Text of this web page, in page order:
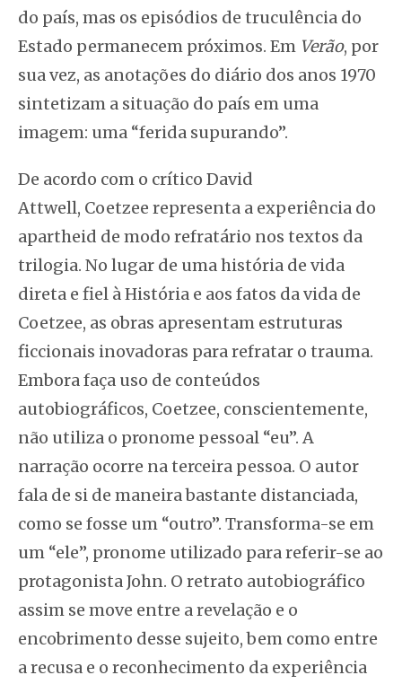
do país, mas os episódios de truculência do
Estado permanecem próximos. Em Verão, por
sua vez, as anotações do diário dos anos 1970
sintetizam a situação do país em uma
imagem: uma “ferida supurando”.
De acordo com o crítico David
Attwell, Coetzee representa a experiência do
apartheid de modo refratário nos textos da
trilogia. No lugar de uma história de vida
direta e fiel à História e aos fatos da vida de
Coetzee, as obras apresentam estruturas
ficcionais inovadoras para refratar o trauma.
Embora faça uso de conteúdos
autobiográficos, Coetzee, conscientemente,
não utiliza o pronome pessoal “eu”. A
narração ocorre na terceira pessoa. O autor
fala de si de maneira bastante distanciada,
como se fosse um “outro”. Transforma-se em
um “ele”, pronome utilizado para referir-se ao
protagonista John. O retrato autobiográfico
assim se move entre a revelação e o
encobrimento desse sujeito, bem como entre
a recusa e o reconhecimento da experiência